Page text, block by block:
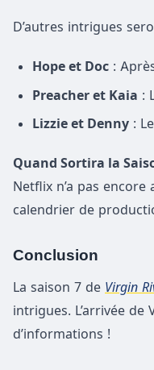
D’autres intrigues
Hope et Doc :
Preacher et Kaia :
Lizzie et Denny :
Quand Sortira la
Netflix n’a pas
calendrier de
Conclusion
La saison 7 de Virgin
intrigues. L’arrivée
d’informations !